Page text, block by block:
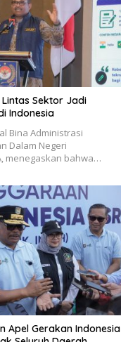
Sektor Jadi
Indonesia
Bina Administrasi
Dalam Negeri
menegaskan bahwa…
Apel Gerakan Indonesia